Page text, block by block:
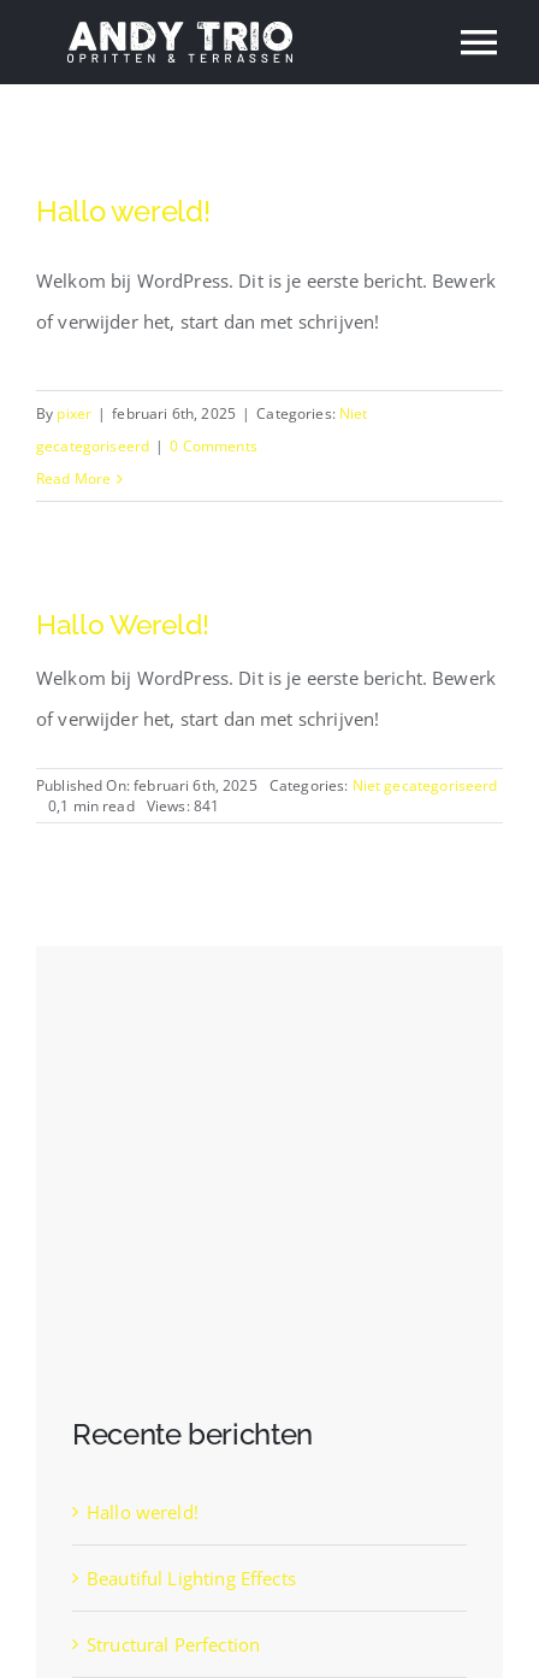
HALLO ANDY?
Hallo wereld!
Welkom bij WordPress. Dit is je eerste bericht. Bewerk
of verwijder het, start dan met schrijven!
By pixer | februari 6th, 2025 | Categories: Niet
gecategoriseerd | 0 Comments
Read More
Hallo Wereld!
Welkom bij WordPress. Dit is je eerste bericht. Bewerk
of verwijder het, start dan met schrijven!
Published On: februari 6th, 2025 Categories: Niet gecategoriseerd
0,1 min read
Views: 841
Recente berichten
Hallo wereld!
Beautiful Lighting Effects
Structural Perfection